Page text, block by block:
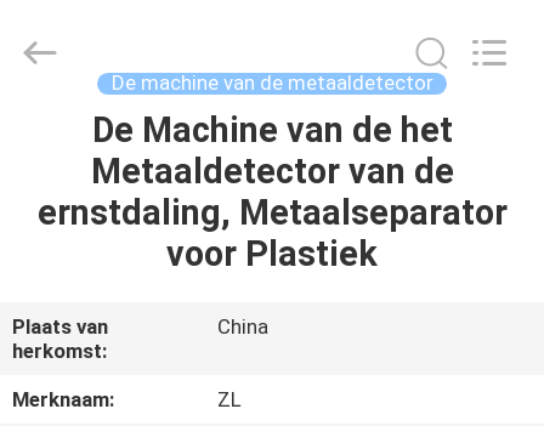
PRODUCTEN
ONGEVEER
ONS
Technology
De machine van de metaaldetector
De Machine van de het
Metaaldetector van de
ernstdaling, Metaalseparator
voor Plastiek
Plaats van
herkomst:
China
Merknaam:
ZL